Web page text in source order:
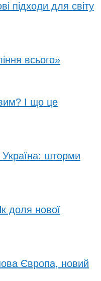
підходи для світу
всього»
І що це
Україна: шторми
доля нової
Європа, новий